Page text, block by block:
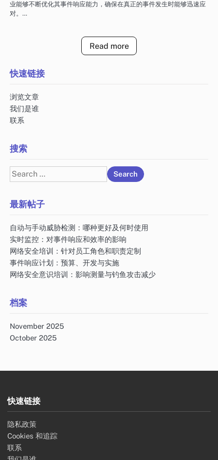
业能够不断优化其事件响应能力，确保在真正的事件发生时能够迅速应
对。…
Read more
快速链接
浏览文章
我们是谁
联系
搜索
Search
for:
最新帖子
自动与手动威胁检测：哪种更好及何时使用
实时监控：对事件响应和效率的影响
网络安全培训：针对员工角色和职责定制
事件响应计划：预算、开发与实施
网络安全意识培训：影响测量与钓鱼攻击减少
档案
November 2025
October 2025
快速链接
隐私政策
Cookies 和追踪
联系